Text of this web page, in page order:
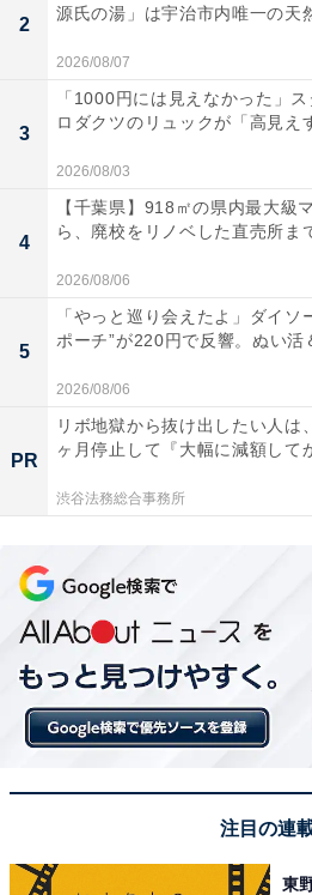
2
源氏の湯」は宇治市内唯一の天
2026/08/07
3
「1000円には見えなかった」
ロダクツのリュックが「高見え
2026/08/03
4
【千葉県】918㎡の県内最大級
ら、廃校をリノベした直売所ま
2026/08/06
5
「やっと巡り会えたよ」ダイソ
ポーチ”が220円で反響。ぬい活
2026/08/06
PR
リボ地獄から抜け出したい人は
ヶ月停止して『大幅に減額して
渋谷法務総合事務所
注目の連
東